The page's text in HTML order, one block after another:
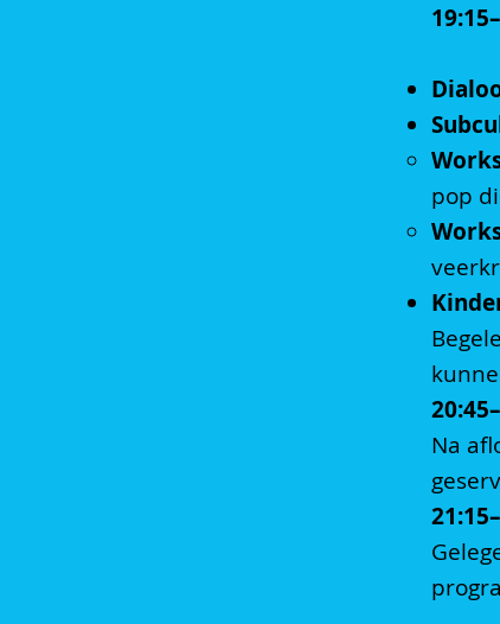
pop
Na